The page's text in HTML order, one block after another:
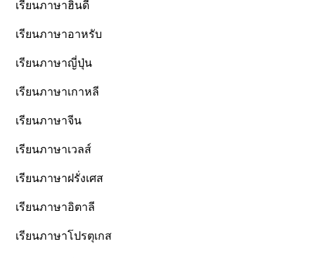
เรียนภาษาฮินดี
เรียนภาษาอาหรับ
เรียนภาษาญี่ปุ่น
เรียนภาษาเกาหลี
เรียนภาษาจีน
เรียนภาษาเวลส์
เรียนภาษาฝรั่งเศส
เรียนภาษาอิตาลี
เรียนภาษาโปรตุเกส